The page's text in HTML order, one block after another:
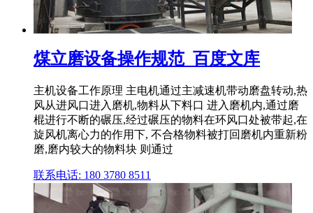
煤立磨设备操作规范_百度文库
主机设备工作原理 主电机通过主减速机带动磨盘转动,热
风从进风口进入磨机,物料从下料口 进入磨机内,通过磨
棍进行不断的碾压,经过碾压的物料在环风口处被带起,在
旋风机离心力的作用下, 不合格物料被打回磨机内重新粉
磨,磨内较大的物料块 则通过
联系电话: 180 3780 8511